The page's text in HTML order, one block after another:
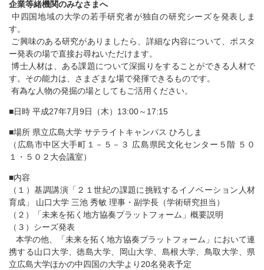
企業等緒機関のみなさまへ
中四国地域の大学の若手研究者が独自の研究シーズを発表しま
す。
ご興味のある研究がありましたら、詳細な内容について、ポスタ
ー発表の場で直接お尋ねいただけます。
博士人材は、ある課題について深掘りをすることができる人材で
す。その能力は、さまざまな場で発揮できるものです。
有為な人物の発掘の場としてもご活用ください。
■日時 平成27年7月9日（木）13:00～17:15
■場所 県立広島大学 サテライトキャンパス ひろしま
（広島市中区大手町１－５－３ 広島県民文化センター５階 ５０
１・５０２大会議室）
■内容
（１）基調講演「２１世紀の課題に挑戦するイノベーション人材
育成」 山口大学 三池 秀敏 理事・副学長（学術研究担当）
（２）「未来を拓く地方協奏プラットフォーム」概要説明
（３）シーズ発表
本学の他、「未来を拓く地方協奏プラットフォーム」において連
携する山口大学、徳島大学、岡山大学、島根大学、鳥取大学、県
立広島大学ほかの中四国の大学より20名発表予定